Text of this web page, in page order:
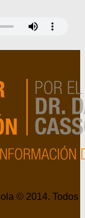
© 2014. Todos